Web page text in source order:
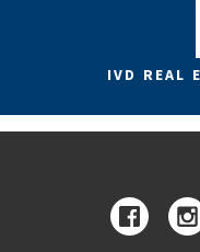
IVD REAL